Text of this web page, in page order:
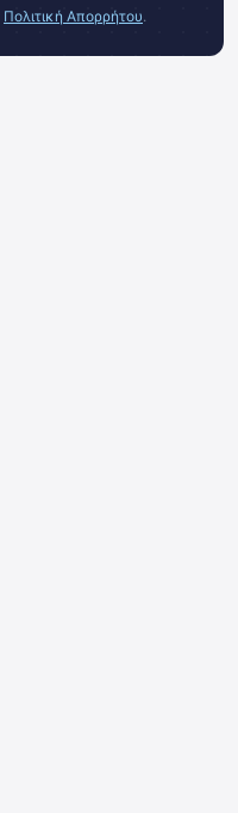
Πολιτική Απορρήτου.